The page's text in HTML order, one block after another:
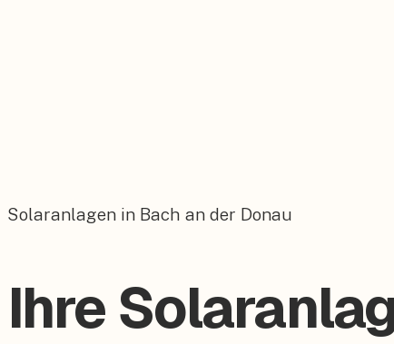
Solaranlagen in Bach an der Donau
Ihre